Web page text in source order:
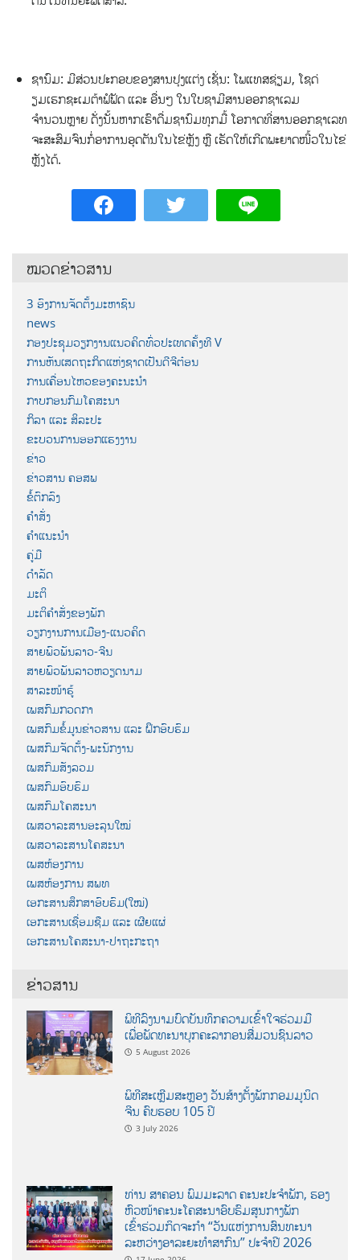
ຊານົມ: ມີສ່ວນປະກອບຂອງສານປຸງແຕ່ງ ເຊັ່ນ: ໂພແທສຊ່ຽມ, ໂຊດ່
ຽມເຮກຊະເມຕ້າຟໍຟັດ ແລະ ອື່ນໆ ໃນໃບຊາມີສານອອກຊາເລມ
ຈຳນວນຫຼາຍ ດັ່ງນັ້ນຫາກເຮົາດື່ມຊານົມທຸກມື້ ໂອກາດທີ່ສານອອກຊາເລທ
ຈະສະສົມຈົນກໍ່ອາການອຸດຕັນໃນໄຂ່ຫຼັງ ຫຼື ເຮັດໃຫ້ເກີດພະຍາດໜີ້ວໃນໄຂ່
ຫຼັງໄດ້.
ໝວດຂ່າວສານ
3 ອົງການຈັດຕັ້ງມະຫາຊົນ
news
ກອງປະຊຸມວຽກງານແນວຄິດທົ່ວປະເທດຄັ້ງທີ V
ການຫັນເສດຖະກິດແຫ່ງຊາດເປັນດີຈີຕ໋ອນ
ການເຄື່ອນໄຫວຂອງຄະນະນຳ
ກາບກອນກົມໂຄສະນາ
ກິລາ ແລະ ສິລະປະ
ຂະບວນການອອກແຮງງານ
ຂ່າວ
ຂ່າວສານ ຄອສພ
ຂໍ້ຕົກລົງ
ຄຳສັ່ງ
ຄຳແນະນຳ
ຄູ່ມື
ດຳລັດ
ມະຕິ
ມະຕິຄຳສັ່ງຂອງພັກ
ວຽກງານການເມືອງ-ແນວຄິດ
ສາຍພົວພັນລາວ-ຈີນ
ສາຍພົວພັນລາວຫວຽດນາມ
ສາລະໜ້າຮູ້
ເພສກົມກວດກາ
ເພສກົມຂໍ້ມູນຂ່າວສານ ແລະ ຝຶກອົບຮົມ
ເພສກົມຈັດຕັ້ງ-ພະນັກງານ
ເພສກົມສັງລວມ
ເພສກົມອົບຮົມ
ເພສກົມໂຄສະນາ
ເພສວາລະສານອະລຸນໃໝ່
ເພສວາລະສານໂຄສະນາ
ເພສຫ້ອງການ
ເພສຫ້ອງການ ສພທ
ເອກະສານສຶກສາອົບຮົມ(ໃໝ່)
ເອກະສານເຊື່ອມຊືມ ແລະ ເຜີຍແຜ່
ເອກະສານໂຄສະນາ-ປາຖະກະຖາ
ຂ່າວສານ
ພິທີລົງນາມບົດບັນທຶກຄວາມເຂົ້າໃຈຮ່ວມມື
ເພື່ອພັດທະນາບຸກຄະລາກອນສື່ມວນຊົນລາວ
5 August 2026
ພິທີສະເຫຼີມສະຫຼອງ ວັນສ້າງຕັ້ງພັກກອມມູນິດ
ຈີນ ຄົບຮອບ 105 ປີ
3 July 2026
ເຂົ້າຮ່ວມກິດຈະກຳ “ວັນແຫ່ງການສົນທະນາ
ລະຫວ່າງອາລະຍະທຳສາກົນ” ປະຈຳປີ 2026
17 June 2026